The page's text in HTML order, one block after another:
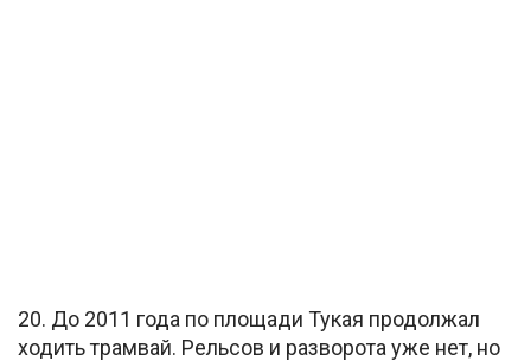
20. До 2011 года по площади Тукая продолжал
ходить трамвай. Рельсов и разворота уже нет, но